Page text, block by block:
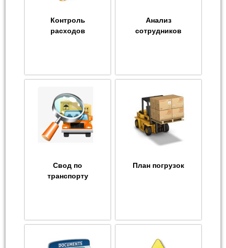
Контроль
расходов
Анализ
сотрудников
Свод по
транспорту
План погрузок